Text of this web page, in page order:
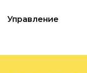
Управление